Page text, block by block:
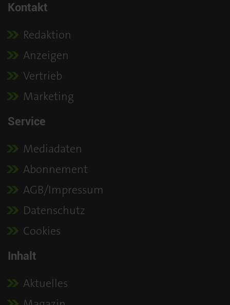
Kontakt
Redaktion
Anzeigen
Vertrieb
Marketing
Service
Mediadaten
Abonnement
AGB/Impressum
Datenschutz
Cookies
Inhalt
Aktuelles